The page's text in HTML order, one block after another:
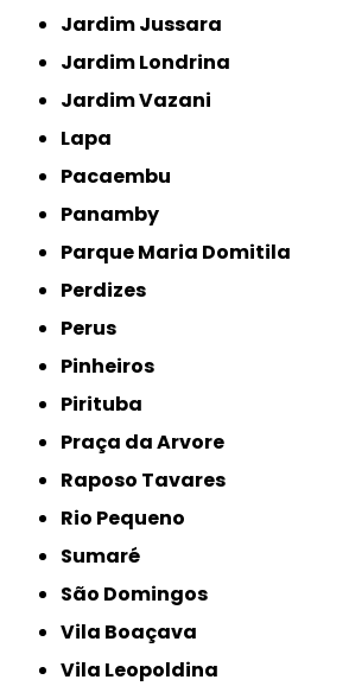
Jardim Jussara
Jardim Londrina
Jardim Vazani
Lapa
Pacaembu
Panamby
Parque Maria Domitila
Perdizes
Perus
Pinheiros
Pirituba
Praça da Arvore
Raposo Tavares
Rio Pequeno
Sumaré
São Domingos
Vila Boaçava
Vila Leopoldina